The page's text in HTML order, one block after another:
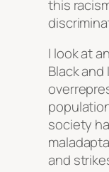
this
I look at
Black
society
and